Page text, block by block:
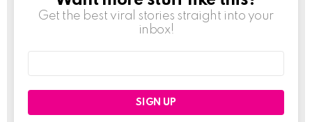
Get the best viral stories straight into your
inbox!